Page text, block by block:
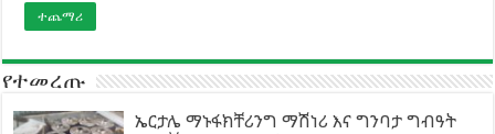
ተጨማሪ
የተመረጡ
ኤርታሌ ማኑፋክቸሪንግ ማሽነሪ እና ግንባታ ግብዓት